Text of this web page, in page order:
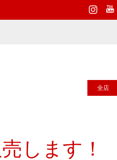
全店
します！